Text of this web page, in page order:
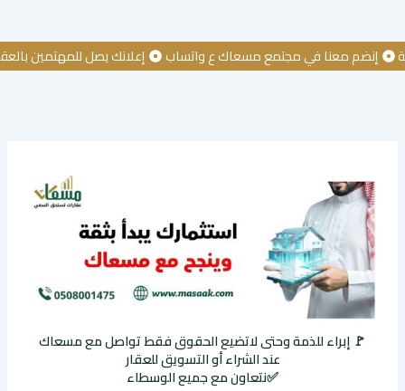
إنضم معنا في مجتمع مسعاك ع واتساب إعلانك يصل للمهتمين بالعقار
🚩 إبراء للذمة وحتى لاتضيع الحقوق فقط تواصل مع مسعاك
عند الشراء أو التسويق للعقار
✅نتعاون مع جميع الوسطاء